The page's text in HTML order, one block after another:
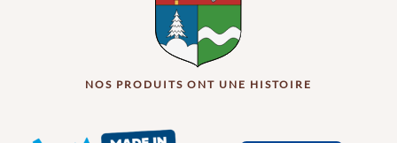
NOS PRODUITS ONT UNE HISTOIRE